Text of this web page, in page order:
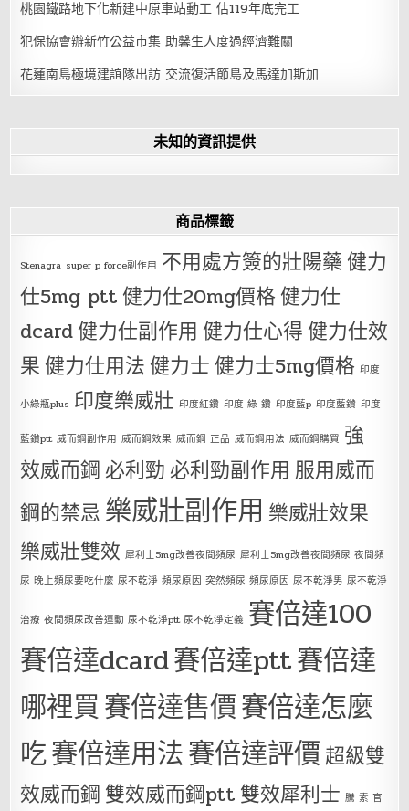
桃園鐵路地下化新建中原車站動工 估119年底完工
犯保協會辦新竹公益市集 助馨生人度過經濟難關
花蓮南島極境建誼隊出訪 交流復活節島及馬達加斯加
未知的資訊提供
商品標籤
Stenagra super p force副作用 不用處方簽的壯陽藥健力
仕5mg ptt健力仕20mg價格健力仕
dcard健力仕副作用 健力仕心得健力仕效
果健力仕用法健力士健力士5mg價格 印度
小綠瓶plus 印度樂威壯 印度紅鑽 印度 綠 鑽 印度藍p 印度藍鑽 印度
藍鑽ptt 威而鋼副作用 威而鋼效果 威而鋼 正品 威而鋼用法 威而鋼購買 強
效威而鋼 必利勁 必利勁副作用 服用威而
鋼的禁忌 樂威壯副作用 樂威壯效果
樂威壯雙效 犀利士5mg改善夜間頻尿 犀利士5mg改善夜間頻尿 夜間頻
尿 晚上頻尿要吃什麼 尿不乾淨 頻尿原因 突然頻尿 頻尿原因 尿不乾淨男 尿不乾淨
治療 夜間頻尿改善運動 尿不乾淨ptt 尿不乾淨定義 賽倍達100
賽倍達dcard賽倍達ptt賽倍達
哪裡買賽倍達售價賽倍達怎麼
吃賽倍達用法賽倍達評價超級雙
效威而鋼 雙效威而鋼ptt 雙效犀利士 騰 素 官